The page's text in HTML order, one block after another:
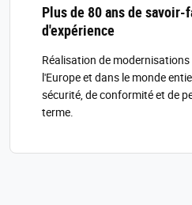
Plus de 80 ans de
d'expérience
Réalisation de
l'Europe et dans le monde
sécurité, de conformité et de
terme.